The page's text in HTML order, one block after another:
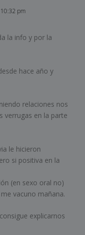
pm
la info y por la
hace año y
relaciones nos
verrugas en la parte
le hicieron
si positiva en la
(en sexo oral no)
vacuno mañana.
explicarnos